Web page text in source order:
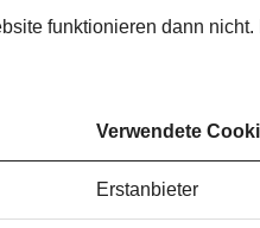
funktionieren dann
Verwendete
Erstanbieter